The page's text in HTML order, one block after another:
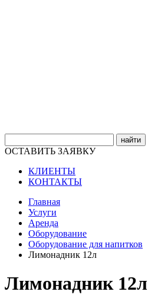
найти
ОСТАВИТЬ ЗАЯВКУ
КЛИЕНТЫ
КОНТАКТЫ
Главная
Услуги
Аренда
Оборудование
Оборудование для напитков
Лимонадник 12л
Лимонадник 12л